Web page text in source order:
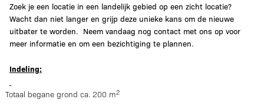
Zoek je een locatie in een landelijk gebied op een zicht locatie?
Wacht dan niet langer en grijp deze unieke kans om de nieuwe
uitbater te worden. Neem vandaag nog contact met ons op voor
meer informatie en om een bezichtiging te plannen.
Indeling:
Totaal begane grond ca. 200 m2